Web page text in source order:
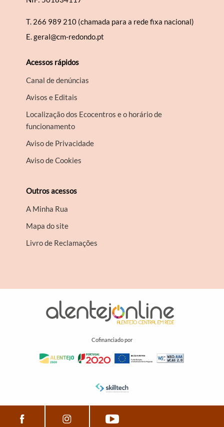
T. 266 989 210 (chamada para a rede fixa nacional)
E.geral@cm-redondo.pt
Acessos rápidos
Canal de denúncias
Avisos e Editais
Localização dos Ecocentros e o horário de
funcionamento
Aviso de Privacidade
Aviso de Cookies
Outros acessos
A Minha Rua
Mapa do site
Livro de Reclamações
Cofinanciado por